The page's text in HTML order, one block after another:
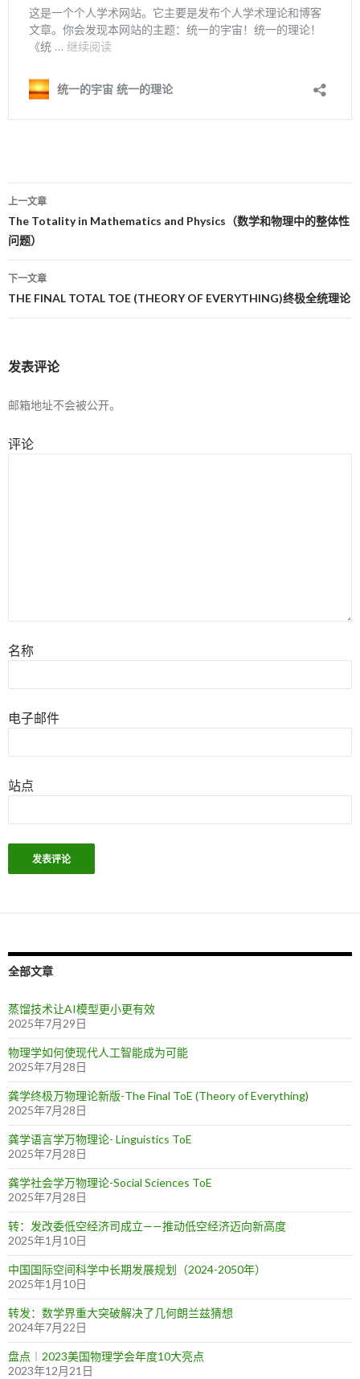
文
章
导
航
上一文章
The Totality in Mathematics and Physics（数学和物理中的整体性
问题）
下一文章
THE FINAL TOTAL TOE (THEORY OF EVERYTHING)终极全统理论
发表评论
邮箱地址不会被公开。
评论
名称
电子邮件
站点
全部文章
蒸馏技术让AI模型更小更有效
2025年7月29日
物理学如何使现代人工智能成为可能
2025年7月28日
龚学终极万物理论新版-The Final ToE (Theory of Everything)
2025年7月28日
龚学语言学万物理论- Linguistics ToE
2025年7月28日
龚学社会学万物理论-Social Sciences ToE
2025年7月28日
转：发改委低空经济司成立——推动低空经济迈向新高度
2025年1月10日
中国国际空间科学中长期发展规划（2024-2050年）
2025年1月10日
转发：数学界重大突破解决了几何朗兰兹猜想
2024年7月22日
盘点︱2023美国物理学会年度10大亮点
2023年12月21日